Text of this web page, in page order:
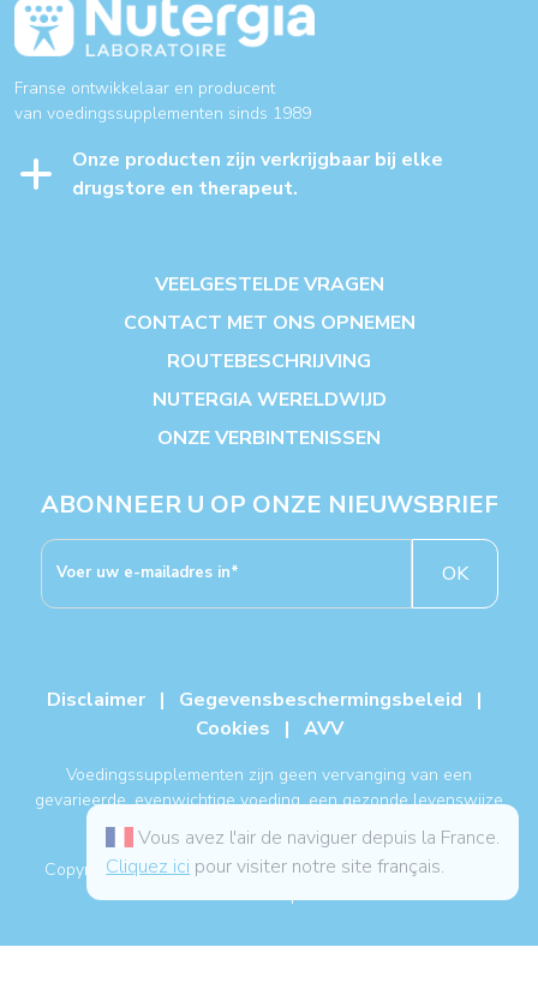
Vous avez l'air de naviguer depuis la France.
Cliquez ici pour visiter notre site français.
Franse ontwikkelaar en producent
van voedingssupplementen sinds 1989
Onze producten zijn verkrijgbaar bij elke
drugstore en therapeut.
VEELGESTELDE VRAGEN
CONTACT MET ONS OPNEMEN
ROUTEBESCHRIJVING
NUTERGIA WERELDWIJD
ONZE VERBINTENISSEN
ABONNEER U OP ONZE NIEUWSBRIEF
OK
Disclaimer | Gegevensbeschermingsbeleid
|
Cookies
| AVV
Voedingssupplementen zijn geen vervanging van een
gevarieerde, evenwichtige voeding, een gezonde levenswijze
en een medische behandeling.
Copyright NUTERGIA® 2026, alle rechten voorbehouden. -
Sitemap